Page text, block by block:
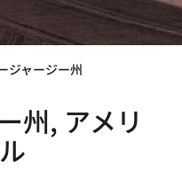
ジャージー州
州, アメリ